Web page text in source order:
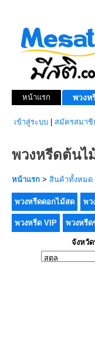
หน้าแรก พวงห
เข้าสู่ระบบ สมัครสมาชิ
พวงหรีดต้นไ
หน้าแรก > สินค้าทั้งหมด
พวงหรีดดอกไม้สด พว
พวงหรีด VIP พวงหรีด
จังหวั